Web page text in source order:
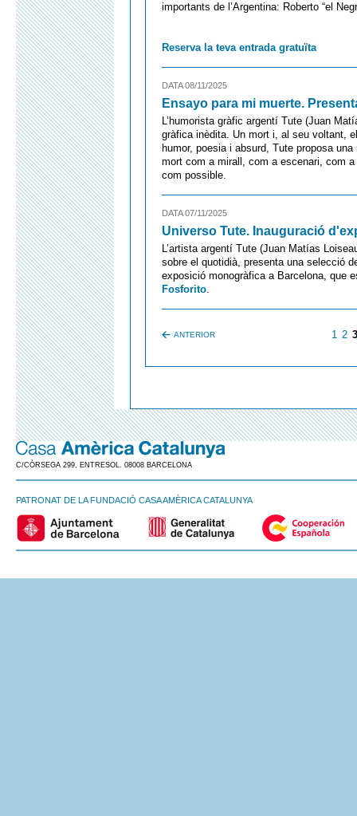
importants de l’Argentina: Roberto “el
Reserva la teva entrada gratuïta
DATA 08/11/2025
Ensayo para mi muerte.
L’humorista gràfic argentí Tute (Juan
gràfica inèdita. Un mort i, al seu voltant,
humor, poesia i absurd, Tute proposa
mort com a mirall, com a escenari, com
com possible.
DATA 07/11/2025
Universo Tute. Inauguració
L’artista argentí Tute (Juan Matías
sobre el quotidià, presenta una selecció
exposició monogràfica a Barcelona, que
Fosforito.
ANTERIOR 1 2
C/CÒRSEGA 299, ENTRESOL. 08008 BARCELONA
PATRONAT DE LA FUNDACIÓ CASA AMÈRICA CATALUNYA